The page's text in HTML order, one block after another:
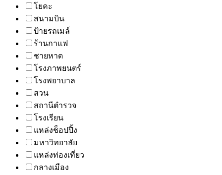
โยคะ
สนามบิน
ป้ายรถเมล์
ร้านกาแฟ
ชายหาด
โรงภาพยนตร์
โรงพยาบาล
สวน
สถานีตำรวจ
โรงเรียน
แหล่งช็อปปิ้ง
มหาวิทยาลัย
แหล่งท่องเที่ยว
กลางเมือง